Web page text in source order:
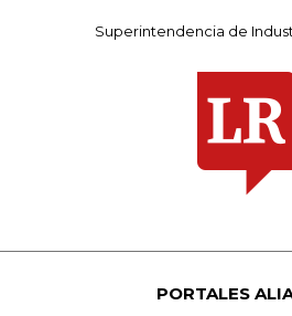
Superintendencia de
PORTALES